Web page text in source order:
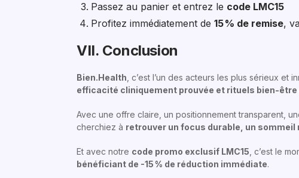
Passez au panier et entrez le code LMC15
Profitez immédiatement de 15 % de remise,
VII. Conclusion
Bien.Health, c’est l’un des acteurs les plus sérieux et
efficacité cliniquement prouvée et rituels bien-être
Avec une offre claire, un positionnement transparent,
cherchiez à retrouver un focus durable, un
Et avec notre code promo exclusif LMC15, c’est le
bénéficiant de -15 % de réduction immédiate.